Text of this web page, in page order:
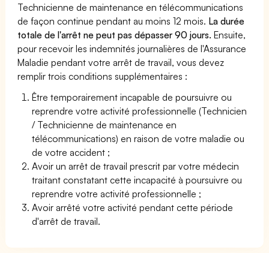
Technicienne de maintenance en télécommunications
de façon continue pendant au moins 12 mois. La durée
totale de l'arrêt ne peut pas dépasser 90 jours. Ensuite,
pour recevoir les indemnités journalières de l'Assurance
Maladie pendant votre arrêt de travail, vous devez
remplir trois conditions supplémentaires :
Être temporairement incapable de poursuivre ou
reprendre votre activité professionnelle (Technicien
/ Technicienne de maintenance en
télécommunications) en raison de votre maladie ou
de votre accident ;
Avoir un arrêt de travail prescrit par votre médecin
traitant constatant cette incapacité à poursuivre ou
reprendre votre activité professionnelle ;
Avoir arrêté votre activité pendant cette période
d'arrêt de travail.